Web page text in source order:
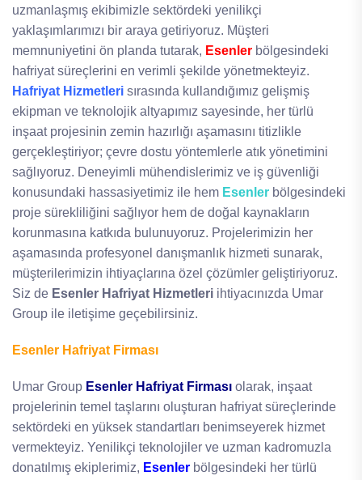
uzmanlaşmış ekibimizle sektördeki yenilikçi
yaklaşımlarımızı bir araya getiriyoruz. Müşteri
memnuniyetini ön planda tutarak, Esenler bölgesindeki
hafriyat süreçlerini en verimli şekilde yönetmekteyiz.
Hafriyat Hizmetleri sırasında kullandığımız gelişmiş
ekipman ve teknolojik altyapımız sayesinde, her türlü
inşaat projesinin zemin hazırlığı aşamasını titizlikle
gerçekleştiriyor; çevre dostu yöntemlerle atık yönetimini
sağlıyoruz. Deneyimli mühendislerimiz ve iş güvenliği
konusundaki hassasiyetimiz ile hem Esenler bölgesindeki
proje sürekliliğini sağlıyor hem de doğal kaynakların
korunmasına katkıda bulunuyoruz. Projelerimizin her
aşamasında profesyonel danışmanlık hizmeti sunarak,
müşterilerimizin ihtiyaçlarına özel çözümler geliştiriyoruz.
Siz de Esenler Hafriyat Hizmetleri ihtiyacınızda Umar
Group ile iletişime geçebilirsiniz.
Esenler Hafriyat Firması
Umar Group Esenler Hafriyat Firması olarak, inşaat
projelerinin temel taşlarını oluşturan hafriyat süreçlerinde
sektördeki en yüksek standartları benimseyerek hizmet
vermekteyiz. Yenilikçi teknolojiler ve uzman kadromuzla
donatılmış ekiplerimiz, Esenler bölgesindeki her türlü